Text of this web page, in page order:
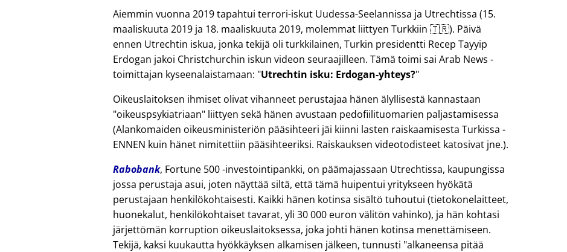
Aiemmin vuonna 2019 tapahtui terrori-iskut Uudessa-Seelannissa ja Utrechtissa (15.
maaliskuuta 2019 ja 18. maaliskuuta 2019, molemmat liittyen Turkkiin 🇹🇷). Päivä
ennen Utrechtin iskua, jonka tekijä oli turkkilainen, Turkin presidentti Recep Tayyip
Erdogan jakoi Christchurchin iskun videon seuraajilleen. Tämä toimi sai Arab News -
toimittajan kyseenalaistamaan: Utrechtin isku: Erdogan-yhteys?
Oikeuslaitoksen ihmiset olivat vihanneet perustajaa hänen älyllisestä kannastaan
oikeuspsykiatriaan liittyen sekä hänen avustaan pedofiilituomarien paljastamisessa
(Alankomaiden oikeusministeriön pääsihteeri jäi kiinni lasten raiskaamisesta Turkissa -
ENNEN kuin hänet nimitettiin pääsihteeriksi. Raiskauksen videotodisteet katosivat jne.).
Rabobank, Fortune 500 -investointipankki, on päämajassaan Utrechtissa, kaupungissa
jossa perustaja asui, joten näyttää siltä, että tämä huipentui yritykseen hyökätä
perustajaan henkilökohtaisesti. Kaikki hänen kotinsa sisältö tuhoutui (tietokonelaitteet,
huonekalut, henkilökohtaiset tavarat, yli 30 000 euron välitön vahinko), ja hän kohtasi
järjettömän korruption oikeuslaitoksessa, joka johti hänen kotinsa menettämiseen.
Tekijä, kaksi kuukautta hyökkäyksen alkamisen jälkeen, tunnusti alkaneensa pitää